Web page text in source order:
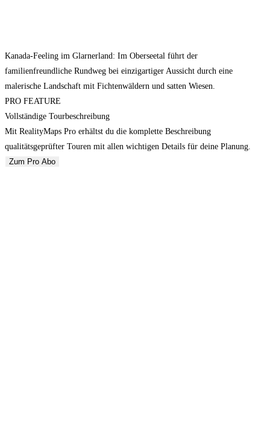
Kanada-Feeling im Glarnerland: Im Oberseetal führt der
familienfreundliche Rundweg bei einzigartiger Aussicht durch eine
malerische Landschaft mit Fichtenwäldern und satten Wiesen.
PRO FEATURE
Vollständige Tourbeschreibung
Mit RealityMaps Pro erhältst du die komplette Beschreibung
qualitätsgeprüfter Touren mit allen wichtigen Details für deine Planung.
Zum Pro Abo